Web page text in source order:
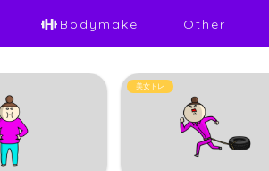
Bodymake Other
美女トレ